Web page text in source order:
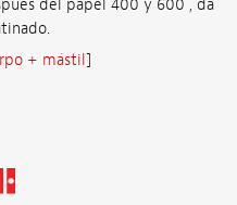
del papel 400 y 600 , da
+ mástil]